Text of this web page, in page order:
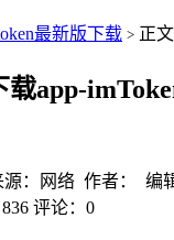
最新版下载 > 正文
app-
源：网络 作者： 编
评论：0